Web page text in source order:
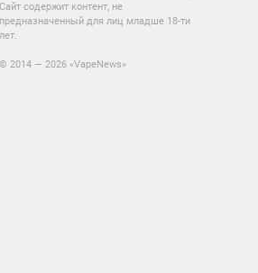
Сайт содержит контент, не
предназначенный для лиц младше 18-ти
лет.
© 2014 — 2026 «VapeNews»